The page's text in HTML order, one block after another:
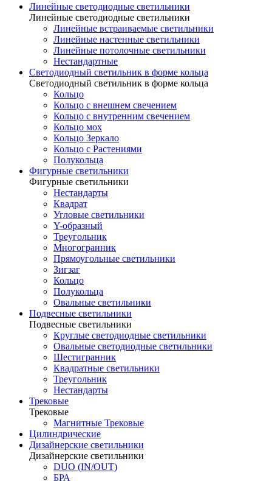
Линейные светодиодные светильники
Линейные светодиодные светильники
Линейные встраиваемые светильники
Линейные настенные светильники
Линейные потолочные светильники
Нестандартные
Светодиодный светильник в форме кольца
Светодиодный светильник в форме кольца
Кольцо
Кольцо с внешнем свечением
Кольцо с внутренним свечением
Кольцо мох
Кольцо Зеркало
Кольцо с Растениями
Полукольца
Фигурные светильники
Фигурные светильники
Нестандарты
Квадрат
Угловые светильники
Y-образный
Треугольник
Многогранник
Прямоугольные светильники
Зигзаг
Кольцо
Полукольца
Овальные светильники
Подвесные светильники
Подвесные светильники
Круглые светодиодные светильники
Овальные светодиодные светильники
Шестигранник
Квадратные светильники
Треугольник
Нестандарты
Трековые
Трековые
Магнитные Трековые
Цилиндрические
Дизайнерские светильники
Дизайнерские светильники
DUO (IN/OUT)
БРА